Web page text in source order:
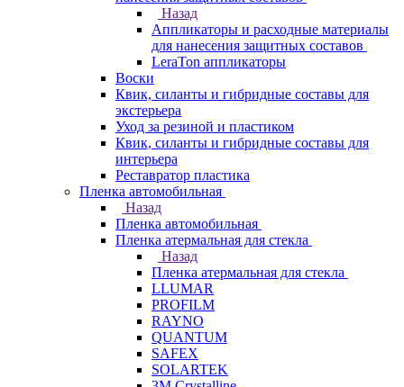
Назад
Аппликаторы и расходные материалы
для нанесения защитных составов
LeraTon аппликаторы
Воски
Квик, силанты и гибридные составы для
экстерьера
Уход за резиной и пластиком
Квик, силанты и гибридные составы для
интерьера
Реставратор пластика
Пленка автомобильная
Назад
Пленка автомобильная
Пленка атермальная для стекла
Назад
Пленка атермальная для стекла
LLUMAR
PROFILM
RAYNO
QUANTUM
SAFEX
SOLARTEK